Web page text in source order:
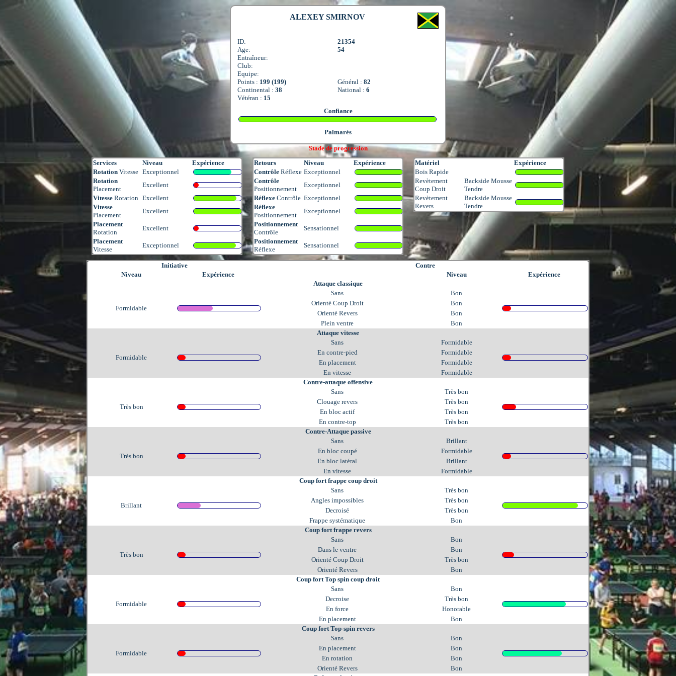
ALEXEY SMIRNOV
ID:
21354
Age:
54
Entraîneur:
Club:
Equipe:
Points : 199 (199) Général : 82
Continental : 38 National : 6
Vétéran : 15
Confiance
Palmarès
Stade de progression
Services
Niveau
Expérience
Rotation Vitesse Exceptionnel
Rotation
Placement
Excellent
Vitesse Rotation Excellent
Vitesse
Placement
Excellent
Placement
Rotation
Excellent
Placement
Vitesse
Exceptionnel
Retours Niveau
Expérience
Contrôle Réflexe Exceptionnel
Contrôle
Positionnement
Exceptionnel
Réflexe Contrôle Exceptionnel
Réflexe
Positionnement
Exceptionnel
Positionnement
Contrôle
Sensationnel
Positionnement
Réflexe
Sensationnel
Matériel
Expérience
Bois Rapide
Revètement
Coup Droit
Backside Mousse
Tendre
Revètement
Revers
Backside Mousse
Tendre
Initiative
Contre
Niveau
Expérience Niveau
Expérience
Attaque classique
Formidable
Sans
Bon
Orienté Coup Droit
Bon
Orienté Revers
Bon
Plein ventre
Bon
Attaque vitesse
Formidable
Sans
Formidable
En contre-pied
Formidable
En placement
Formidable
En vitesse
Formidable
Contre-attaque offensive
Très bon
Sans
Très bon
Clouage revers
Très bon
En bloc actif
Très bon
En contre-top
Très bon
Contre-Attaque passive
Très bon
Sans
Brillant
En bloc coupé
Formidable
En bloc latéral
Brillant
En vitesse
Formidable
Coup fort frappe coup droit
Brillant
Sans
Très bon
Angles impossibles
Très bon
Decroisé
Très bon
Frappe systématique
Bon
Coup fort frappe revers
Très bon
Sans
Bon
Dans le ventre
Bon
Orienté Coup Droit
Très bon
Orienté Revers
Bon
Coup fort Top spin coup droit
Formidable
Sans
Bon
Decroise
Très bon
En force
Honorable
En placement
Bon
Coup fort Top-spin revers
Formidable
Sans
Bon
En placement
Bon
En rotation
Bon
Orienté Revers
Bon